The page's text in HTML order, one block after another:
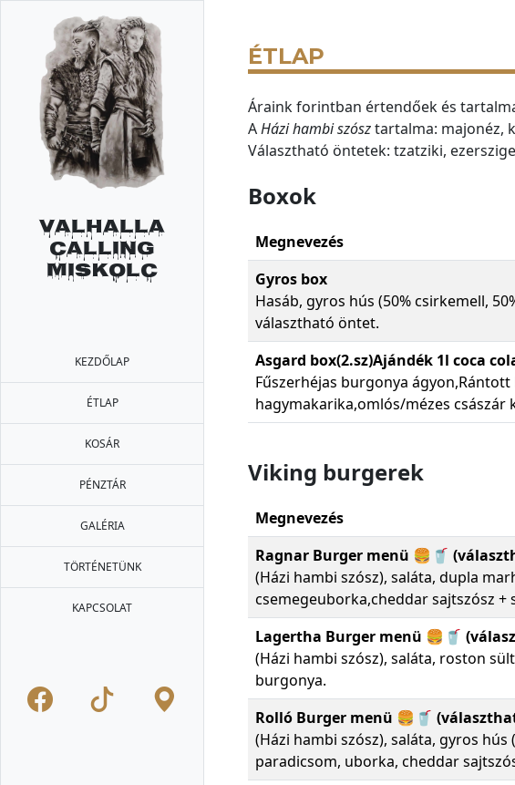
Valhalla
Calling
Miskolc
KEZDŐLAP
ÉTLAP
KOSÁR
PÉNZTÁR
GALÉRIA
TÖRTÉNETÜNK
KAPCSOLAT
ÉTLAP
Áraink forintban értendőek és
AHázi hambi szósztartalma: majonéz,
Választható öntetek: tzatziki,
Boxok
Megnevezés
Gyros box
Hasáb, gyros hús (50% csirkemell,
választható öntet.
Asgard box(2.sz)Ajándék 1l coca
Fűszerhéjas burgonya
hagymakarika,omlós/mézes császár
Viking burgerek
Megnevezés
Ragnar Burger menü 🍔🥤
(Házi hambi szósz), saláta, dupla
csemegeuborka,cheddar sajtszósz +
Lagertha Burger menü 🍔🥤
(Házi hambi szósz), saláta, roston
burgonya.
Rolló Burger menü 🍔🥤
(Házi hambi szósz), saláta, gyros
paradicsom, uborka, cheddar